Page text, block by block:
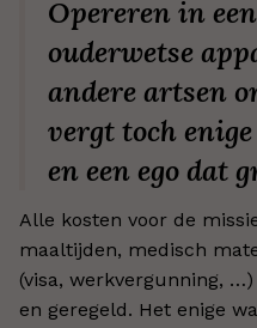
Opereren in
ouderwetse
andere artsen
vergt toch
en een ego dat
Alle kosten voor de
maaltijden, medisch
(visa, werkvergunning,
en geregeld. Het enige